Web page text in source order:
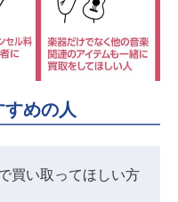
めの人
買い取ってほしい方